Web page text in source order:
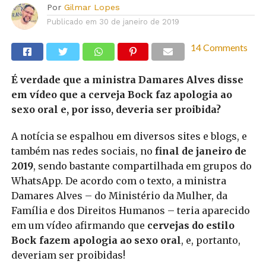
Por Gilmar Lopes
Publicado em 30 de janeiro de 2019
14 Comments
É verdade que a ministra Damares Alves disse
em vídeo que a cerveja Bock faz apologia ao
sexo oral e, por isso, deveria ser proibida?
A notícia se espalhou em diversos sites e blogs, e
também nas redes sociais, no final de janeiro de
2019, sendo bastante compartilhada em grupos do
WhatsApp. De acordo com o texto, a ministra
Damares Alves – do Ministério da Mulher, da
Família e dos Direitos Humanos – teria aparecido
em um vídeo afirmando que cervejas do estilo
Bock fazem apologia ao sexo oral, e, portanto,
deveriam ser proibidas!